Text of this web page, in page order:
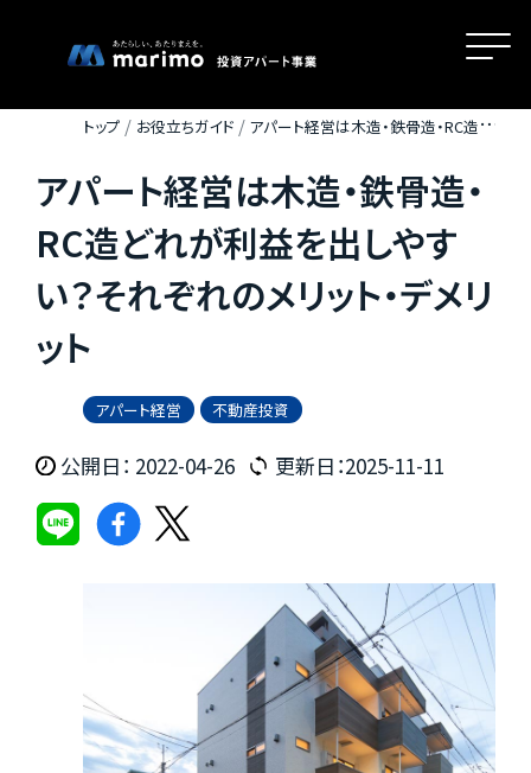
ホーム
MOVEが選ばれる理由
物件一覧
お客様の声
トップ お役立ちガイド
アパート経営は木造・鉄骨造・RC造ど
アパート経営は木造・鉄骨造・
RC造どれが利益を出しやす
い？それぞれのメリット・デメリ
ット
アパート経営 不動産投資
公開日： 2022-04-26 更新日：2025-11-11